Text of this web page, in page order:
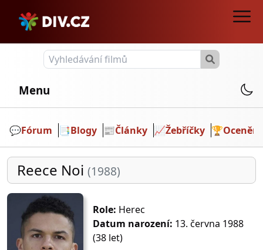
Menu
💬️Fórum 📑Blogy 📰Články 📈Žebříčky 🏆Ocenění
Reece Noi (1988)
Role: Herec
Datum narození: 13. června 1988
(38 let)